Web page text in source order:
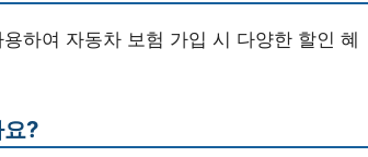
하여 자동차 보험 가입 시 다양한 할인 혜
?